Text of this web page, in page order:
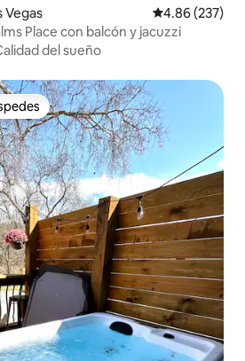
Vegas Calificación
4.86 (237)
Place con balcón y jacuzzi
del sueño
entre huéspedes